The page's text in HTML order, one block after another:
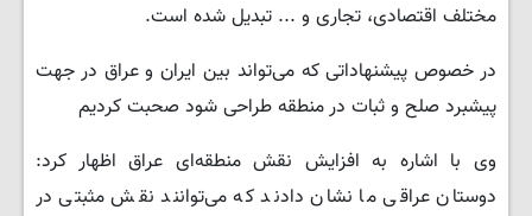
مختلف اقتصادی، تجاری و ... تبدیل شده است.
در خصوص پیشنهاداتی که می‌تواند بین ایران و عراق در جهت
پیشبرد صلح و ثبات در منطقه طراحی شود صحبت کردیم
وی با اشاره به افزایش نقش منطقه‌ای عراق اظهار کرد:
دوستان عراقی ما نشان دادند که می‌توانند نقش مثبتی در